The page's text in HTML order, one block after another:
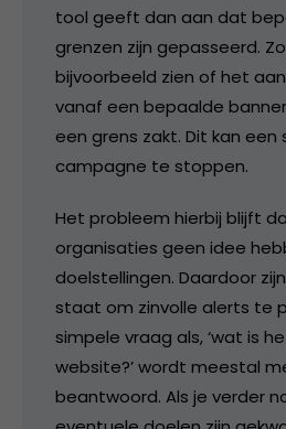
tool geeft dan aan dat
grenzen zijn gepasseerd.
bijvoorbeeld zien of het
vanaf een bepaalde
een grens zakt. Dit kan een
campagne te stoppen.
Het probleem hierbij blijft
organisaties geen idee
doelstellingen. Daardoor
staat om zinvolle alerts te
simpele vraag als, ‘wat is
website?’ wordt meestal
beantwoord. Als je verder